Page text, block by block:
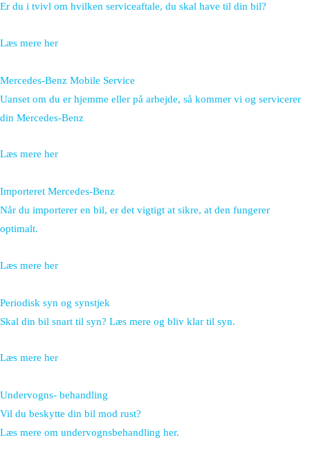
Er du i tvivl om hvilken serviceaftale, du skal have til din bil?
Læs mere her
Mercedes-Benz Mobile Service
Uanset om du er hjemme eller på arbejde, så kommer vi og servicerer
din Mercedes-Benz
Læs mere her
Importeret Mercedes-Benz
Når du importerer en bil, er det vigtigt at sikre, at den fungerer
optimalt.
Læs mere her
Periodisk syn og synstjek
Skal din bil snart til syn? Læs mere og bliv klar til syn.
Læs mere her
Undervogns- behandling
Vil du beskytte din bil mod rust?
Læs mere om undervognsbehandling her.